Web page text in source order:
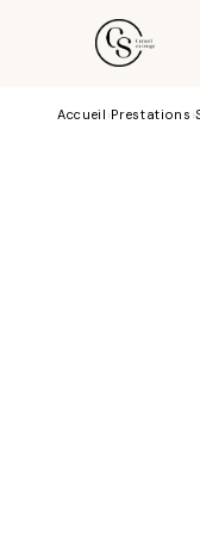
LA
Accueil ›Prestations ›